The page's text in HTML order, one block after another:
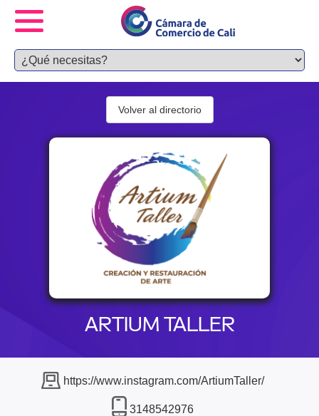
ARTIUM TALLER
Volver al directorio
https://www.instagram.com/ArtiumTaller/
3148542976